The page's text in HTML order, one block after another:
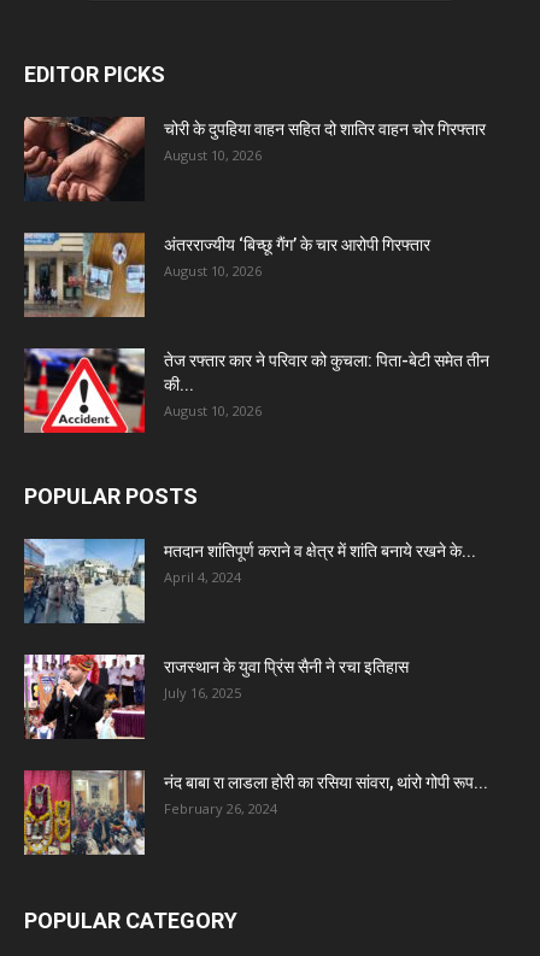
EDITOR PICKS
चोरी के दुपहिया वाहन सहित दो शातिर वाहन चोर गिरफ्तार
August 10, 2026
अंतरराज्यीय ‘बिच्छू गैंग’ के चार आरोपी गिरफ्तार
August 10, 2026
तेज रफ्तार कार ने परिवार को कुचला: पिता-बेटी समेत तीन
की...
August 10, 2026
POPULAR POSTS
मतदान शांतिपूर्ण कराने व क्षेत्र में शांति बनाये रखने के...
April 4, 2024
राजस्थान के युवा प्रिंस सैनी ने रचा इतिहास
July 16, 2025
नंद बाबा रा लाडला होरी का रसिया सांवरा, थांरो गोपी रूप...
February 26, 2024
POPULAR CATEGORY